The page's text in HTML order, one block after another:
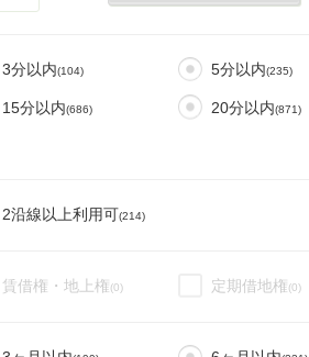
3分以内(104) 5分以内(235)
15分以内(686) 20分以内(871)
2沿線以上利用可(214)
賃借権・地上権(0) 定期借地権(0)